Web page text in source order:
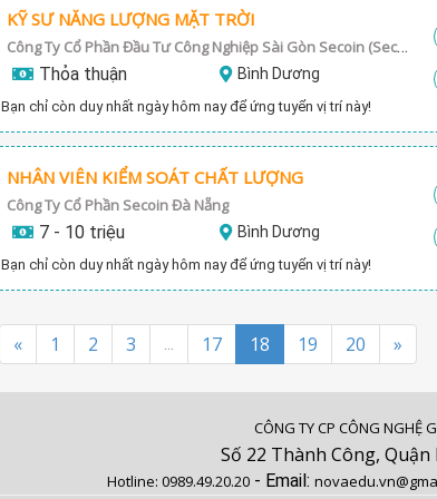
KỸ SƯ NĂNG LƯỢNG MẶT TRỜI
Công Ty Cổ Phần Đầu Tư Công Nghiệp Sài Gòn Secoin (Secoin Sai gon JSC)
Thỏa thuận
Bình Dương
Bạn chỉ còn duy nhất ngày hôm nay để ứng tuyển vị trí này!
NHÂN VIÊN KIỂM SOÁT CHẤT LƯỢNG
Công Ty Cổ Phần Secoin Đà Nẵng
7 - 10 triệu Bình Dương
Bạn chỉ còn duy nhất ngày hôm nay để ứng tuyển vị trí này!
« 1 2 3 ... 17 18 19 20 »
CÔNG TY CP CÔNG NGHỆ
Số 22 Thành Công,
Hotline: 0989.49.20.20 - Email: